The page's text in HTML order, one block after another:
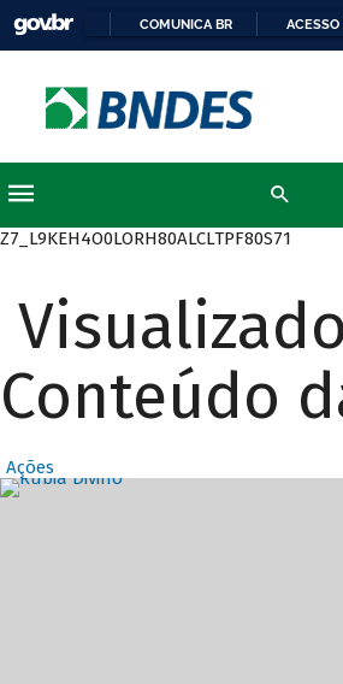
COMUNICA BR ACESSO
Z7_L9KEH4O0LORH80ALCLTPF80S71
Conteúdo
Ações